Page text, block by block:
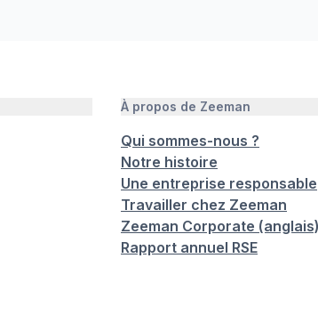
À propos de Zeeman
Qui sommes-nous ?
Notre histoire
Une entreprise responsable
Travailler chez Zeeman
Zeeman Corporate (anglais)
Rapport annuel RSE